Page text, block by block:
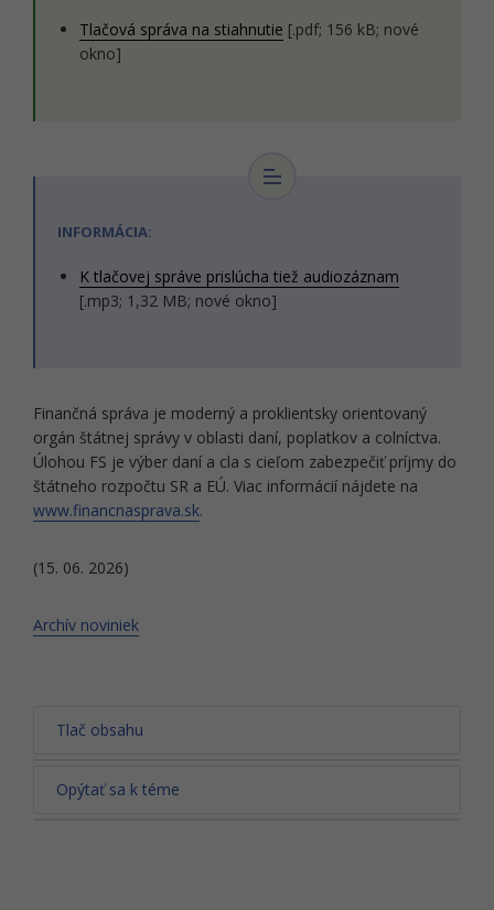
Tlačová správa na stiahnutie [.pdf; 156 kB; nové
okno]
INFORMÁCIA:
K tlačovej správe prislúcha tiež audiozáznam
[.mp3; 1,32 MB; nové okno]
Finančná správa je moderný a proklientsky orientovaný
orgán štátnej správy v oblasti daní, poplatkov a colníctva.
Úlohou FS je výber daní a cla s cieľom zabezpečiť príjmy do
štátneho rozpočtu SR a EÚ. Viac informácií nájdete na
www.financnasprava.sk.
(15. 06. 2026)
Archív noviniek
Tlač obsahu
Opýtať sa k téme